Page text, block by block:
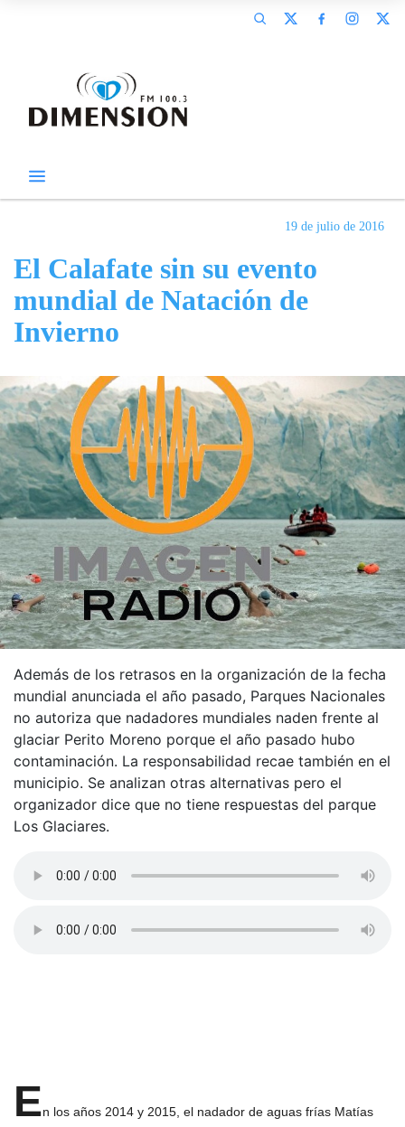
19 de julio de 2016
El Calafate sin su evento
mundial de Natación de
Invierno
Además de los retrasos en la organización de la fecha
mundial anunciada el año pasado, Parques Nacionales
no autoriza que nadadores mundiales naden frente al
glaciar Perito Moreno porque el año pasado hubo
contaminación. La responsabilidad recae también en el
municipio. Se analizan otras alternativas pero el
organizador dice que no tiene respuestas del parque
Los Glaciares.
En los años 2014 y 2015, el nadador de aguas frías Matías